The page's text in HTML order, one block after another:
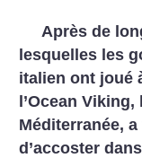
Après de
lesquelles les
italien ont joué
l’Ocean
Méditerranée,
d’accoster